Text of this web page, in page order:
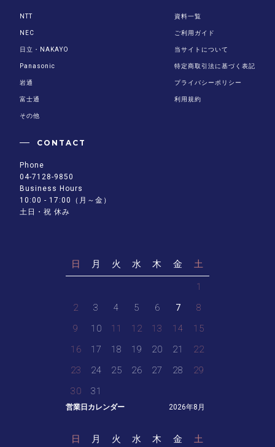
営業日カレンダー 2026年8月
日 月 火 水 木 金 土
1
2
3 4 5 6 7
8
9
10 11 12 13 14
15
16
17 18 19 20 21
22
23
24 25 26 27 28
29
30
31
日 月 火 水 木 金 土
NTT
NEC
日立・NAKAYO
Panasonic
岩通
富士通
その他
資料一覧
ご利用ガイド
当サイトについて
特定商取引法に基づく表記
プライバシーポリシー
利用規約
CONTACT
Phone
04-7128-9850
Business Hours
10:00 - 17:00（月～金）
土日・祝 休み